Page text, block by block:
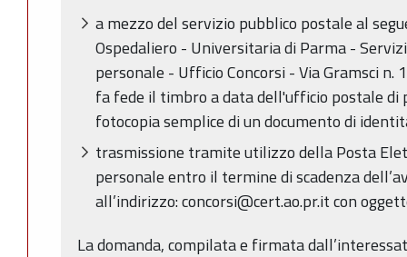
a mezzo del servizio pubblico postale al
Ospedaliero - Universitaria di Parma -
personale - Ufficio Concorsi - Via Gramsci
fa fede il timbro a data dell'ufficio postale di
fotocopia semplice di un documento di
trasmissione tramite utilizzo della Posta
personale entro il termine di scadenza
all’indirizzo: concorsi@cert.ao.pr.it con
La domanda, compilata e firmata